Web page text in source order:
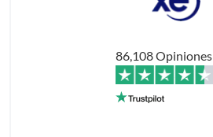
86,108 Opiniones